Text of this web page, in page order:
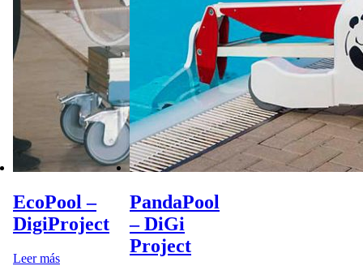
EcoPool –
DigiProject
Leer más
PandaPool
– DiGi
Project